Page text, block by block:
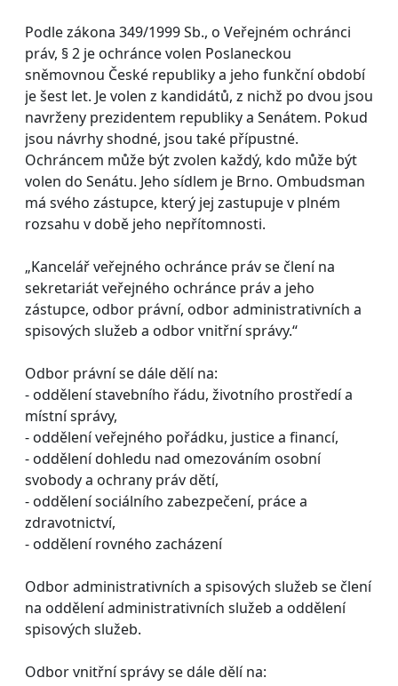
Podle zákona 349/1999 Sb., o Veřejném ochránci
práv, § 2 je ochránce volen Poslaneckou
sněmovnou České republiky a jeho funkční období
je šest let. Je volen z kandidátů, z nichž po dvou jsou
navrženy prezidentem republiky a Senátem. Pokud
jsou návrhy shodné, jsou také přípustné.
Ochráncem může být zvolen každý, kdo může být
volen do Senátu. Jeho sídlem je Brno. Ombudsman
má svého zástupce, který jej zastupuje v plném
rozsahu v době jeho nepřítomnosti.
„Kancelář veřejného ochránce práv se člení na
sekretariát veřejného ochránce práv a jeho
zástupce, odbor právní, odbor administrativních a
spisových služeb a odbor vnitřní správy.“
Odbor právní se dále dělí na:
- oddělení stavebního řádu, životního prostředí a
místní správy,
- oddělení veřejného pořádku, justice a financí,
- oddělení dohledu nad omezováním osobní
svobody a ochrany práv dětí,
- oddělení sociálního zabezpečení, práce a
zdravotnictví,
- oddělení rovného zacházení
Odbor administrativních a spisových služeb se člení
na oddělení administrativních služeb a oddělení
spisových služeb.
Odbor vnitřní správy se dále dělí na: